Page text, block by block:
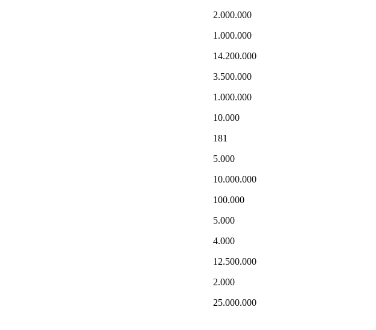
2.000.000
1.000.000
14.200.000
3.500.000
1.000.000
10.000
181
5.000
10.000.000
100.000
5.000
4.000
12.500.000
2.000
25.000.000